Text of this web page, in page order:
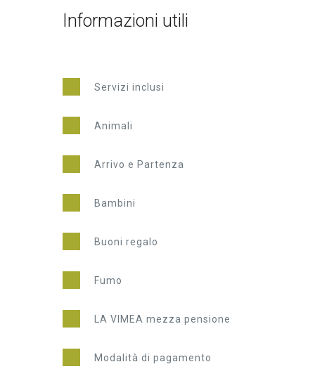
Informazioni utili
Servizi inclusi
Animali
Arrivo e Partenza
Bambini
Buoni regalo
Fumo
LA VIMEA mezza pensione
Modalità di pagamento